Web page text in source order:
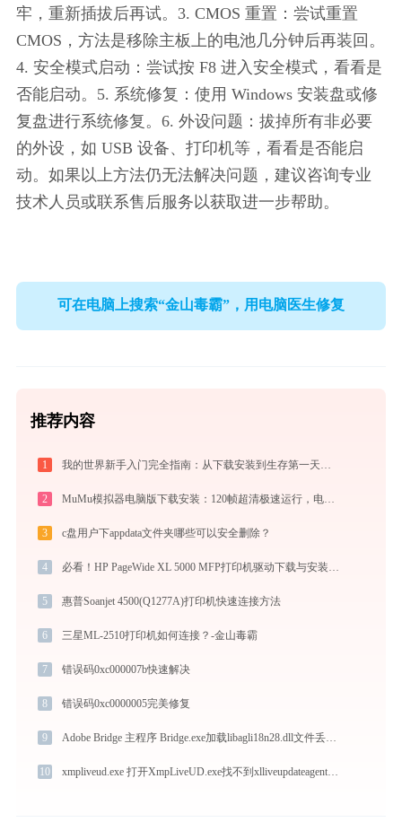
牢，重新插拔后再试。3. CMOS 重置：尝试重置
CMOS，方法是移除主板上的电池几分钟后再装回。
4. 安全模式启动：尝试按 F8 进入安全模式，看看是
否能启动。5. 系统修复：使用 Windows 安装盘或修
复盘进行系统修复。6. 外设问题：拔掉所有非必要
的外设，如 USB 设备、打印机等，看看是否能启
动。如果以上方法仍无法解决问题，建议咨询专业
技术人员或联系售后服务以获取进一步帮助。
可在电脑上搜索“金山毒霸”，用电脑医生修复
推荐内容
1
2 MuMu模拟器电脑版下载安装：120帧超清极速运行，电脑玩手游的装机必备神器
3 c盘用户下appdata文件夹哪些可以安全删除？
4
5 惠普Soanjet 4500(Q1277A)打印机快速连接方法
6 三星ML-2510打印机如何连接？-金山毒霸
7 错误码0xc000007b快速解决
8 错误码0xc0000005完美修复
9 Adobe Bridge 主程序 Bridge.exe加载libagli18n28.dll文件丢失处理办法
10 xmpliveud.exe 打开XmpLiveUD.exe找不到xlliveupdateagent.dll怎么办